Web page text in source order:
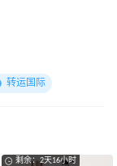
转运国际
剩余：2天16小时